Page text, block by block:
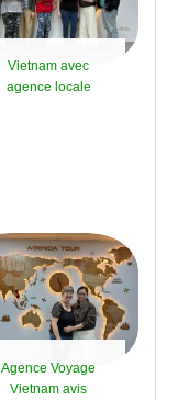
Vietnam avec
agence locale
Agence Voyage
Vietnam avis